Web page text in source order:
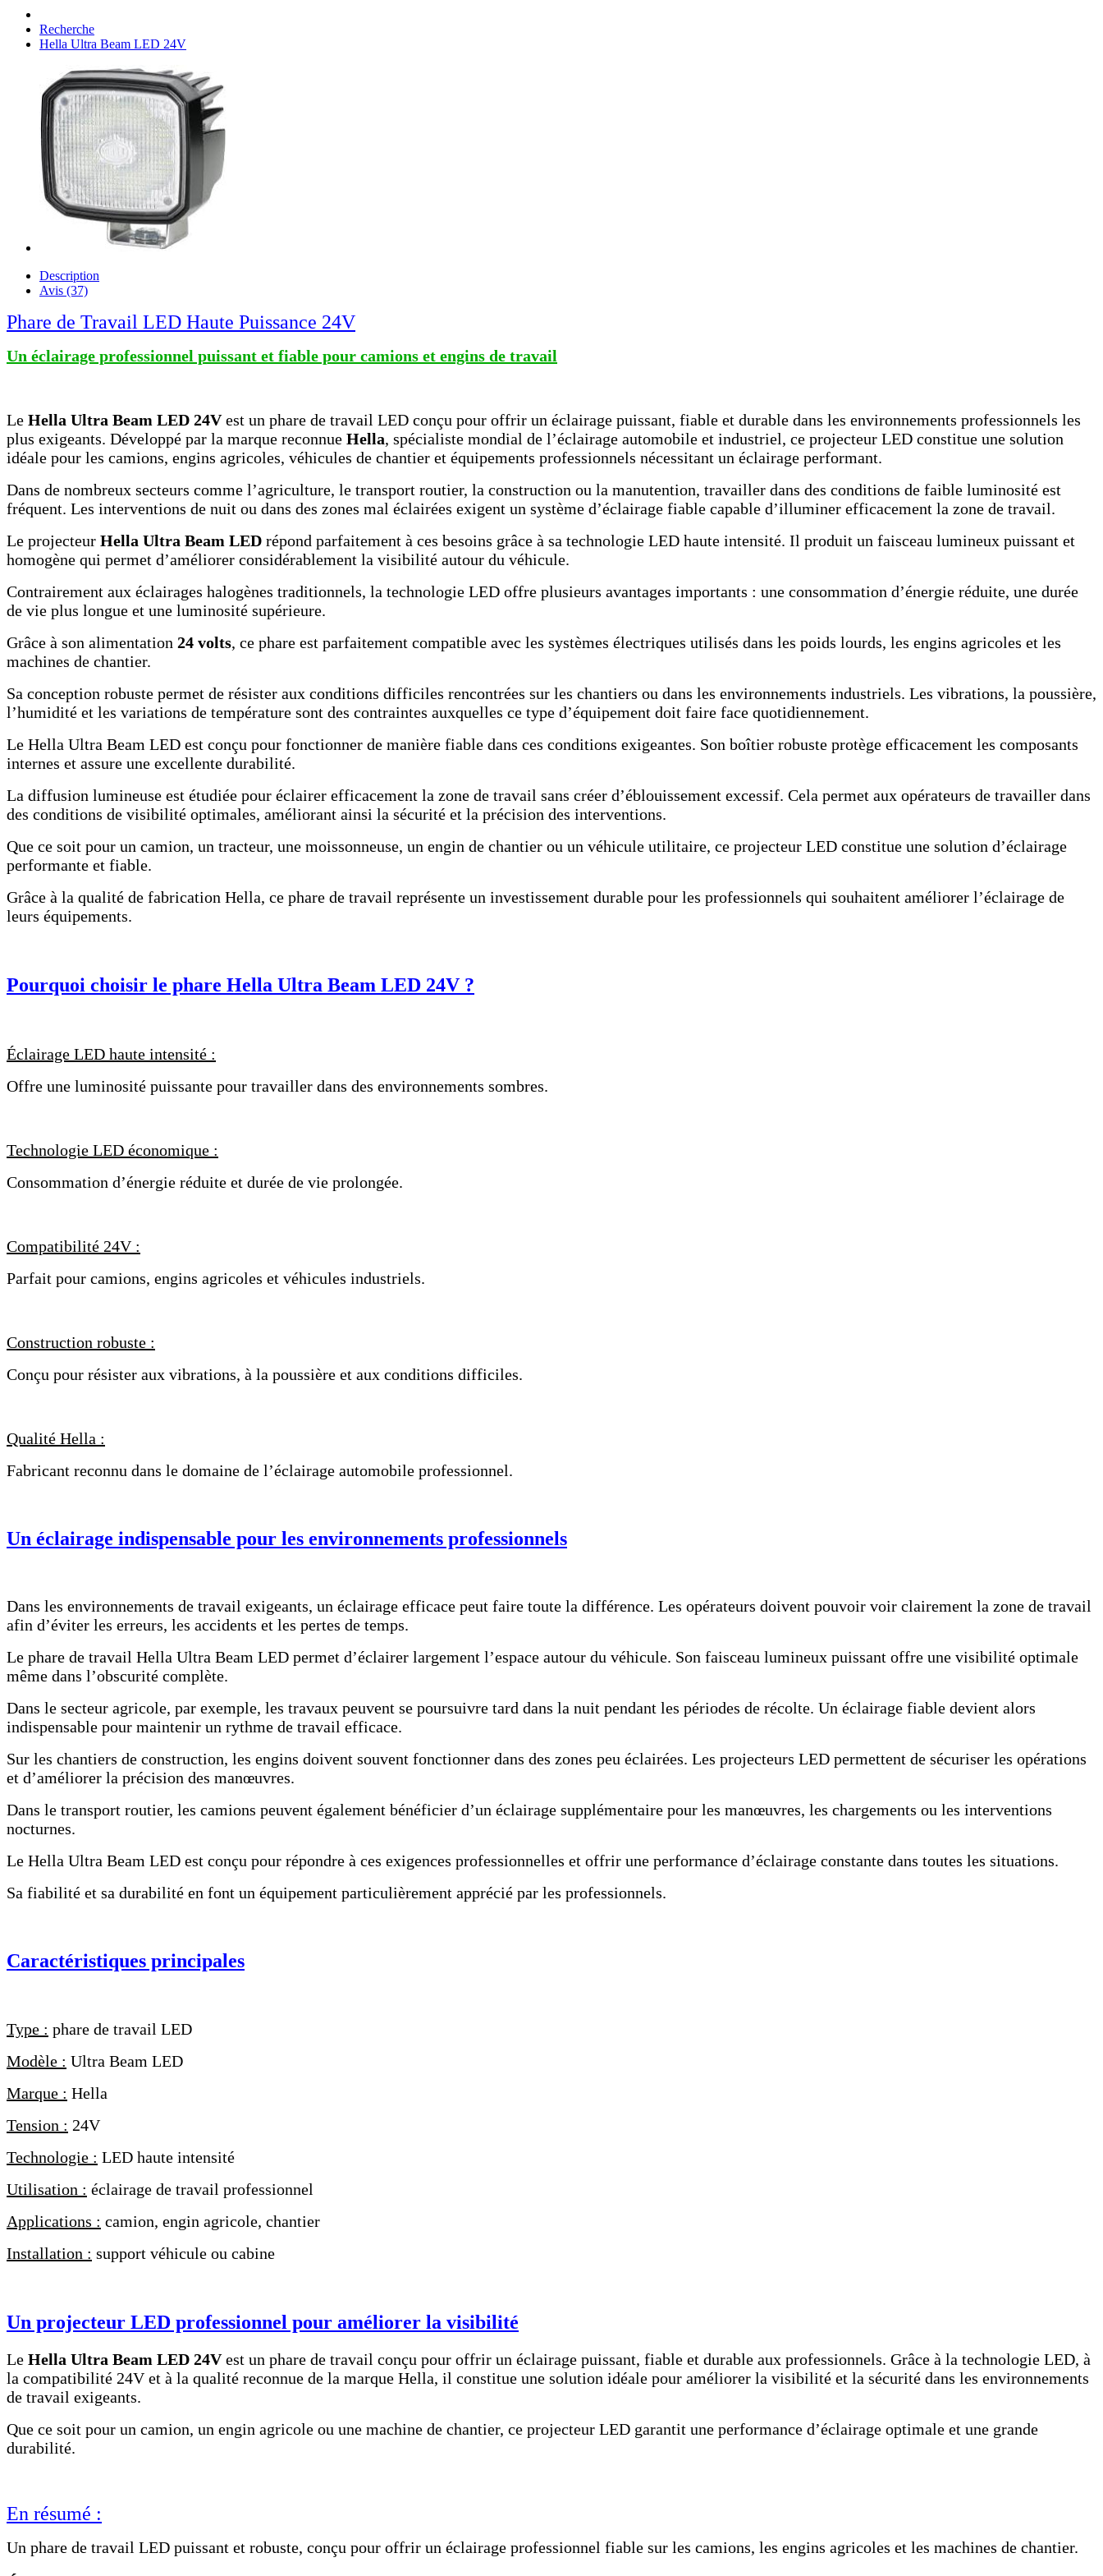
Recherche
Hella Ultra Beam LED 24V
Description
Avis (37)
Phare de Travail LED Haute Puissance 24V
Un éclairage professionnel puissant et fiable pour camions et engins de travail
Le Hella Ultra Beam LED 24Vest un phare de travail LED conçu pour offrir un éclairage puissant, fiable et durable dans les environnements professionnels les
plus exigeants. Développé par la marque reconnue Hella, spécialiste mondial de l’éclairage automobile et industriel, ce projecteur LED constitue une solution
idéale pour les camions, engins agricoles, véhicules de chantier et équipements professionnels nécessitant un éclairage performant.
Dans de nombreux secteurs comme l’agriculture, le transport routier, la construction ou la manutention, travailler dans des conditions de faible luminosité est
fréquent. Les interventions de nuit ou dans des zones mal éclairées exigent un système d’éclairage fiable capable d’illuminer efficacement la zone de travail.
Le projecteur Hella Ultra Beam LED répond parfaitement à ces besoins grâce à sa technologie LED haute intensité. Il produit un faisceau lumineux puissant et
homogène qui permet d’améliorer considérablement la visibilité autour du véhicule.
Contrairement aux éclairages halogènes traditionnels, la technologie LED offre plusieurs avantages importants : une consommation d’énergie réduite, une durée
de vie plus longue et une luminosité supérieure.
Grâce à son alimentation 24 volts, ce phare est parfaitement compatible avec les systèmes électriques utilisés dans les poids lourds, les engins agricoles et les
machines de chantier.
Sa conception robuste permet de résister aux conditions difficiles rencontrées sur les chantiers ou dans les environnements industriels. Les vibrations, la poussière,
l’humidité et les variations de température sont des contraintes auxquelles ce type d’équipement doit faire face quotidiennement.
Le Hella Ultra Beam LED est conçu pour fonctionner de manière fiable dans ces conditions exigeantes. Son boîtier robuste protège efficacement les composants
internes et assure une excellente durabilité.
La diffusion lumineuse est étudiée pour éclairer efficacement la zone de travail sans créer d’éblouissement excessif. Cela permet aux opérateurs de travailler dans
des conditions de visibilité optimales, améliorant ainsi la sécurité et la précision des interventions.
Que ce soit pour un camion, un tracteur, une moissonneuse, un engin de chantier ou un véhicule utilitaire, ce projecteur LED constitue une solution d’éclairage
performante et fiable.
Grâce à la qualité de fabrication Hella, ce phare de travail représente un investissement durable pour les professionnels qui souhaitent améliorer l’éclairage de
leurs équipements.
Pourquoi choisir le phare Hella Ultra Beam LED 24V ?
Éclairage LED haute intensité :
Offre une luminosité puissante pour travailler dans des environnements sombres.
Technologie LED économique :
Consommation d’énergie réduite et durée de vie prolongée.
Compatibilité 24V :
Parfait pour camions, engins agricoles et véhicules industriels.
Construction robuste :
Conçu pour résister aux vibrations, à la poussière et aux conditions difficiles.
Qualité Hella :
Fabricant reconnu dans le domaine de l’éclairage automobile professionnel.
Un éclairage indispensable pour les environnements professionnels
Dans les environnements de travail exigeants, un éclairage efficace peut faire toute la différence. Les opérateurs doivent pouvoir voir clairement la zone de travail
afin d’éviter les erreurs, les accidents et les pertes de temps.
Le phare de travail Hella Ultra Beam LED permet d’éclairer largement l’espace autour du véhicule. Son faisceau lumineux puissant offre une visibilité optimale
même dans l’obscurité complète.
Dans le secteur agricole, par exemple, les travaux peuvent se poursuivre tard dans la nuit pendant les périodes de récolte. Un éclairage fiable devient alors
indispensable pour maintenir un rythme de travail efficace.
Sur les chantiers de construction, les engins doivent souvent fonctionner dans des zones peu éclairées. Les projecteurs LED permettent de sécuriser les opérations
et d’améliorer la précision des manœuvres.
Dans le transport routier, les camions peuvent également bénéficier d’un éclairage supplémentaire pour les manœuvres, les chargements ou les interventions
nocturnes.
Le Hella Ultra Beam LED est conçu pour répondre à ces exigences professionnelles et offrir une performance d’éclairage constante dans toutes les situations.
Sa fiabilité et sa durabilité en font un équipement particulièrement apprécié par les professionnels.
Caractéristiques principales
Type : phare de travail LED
Modèle : Ultra Beam LED
Marque : Hella
Tension : 24V
Technologie : LED haute intensité
Utilisation : éclairage de travail professionnel
Applications : camion, engin agricole, chantier
Installation : support véhicule ou cabine
Un projecteur LED professionnel pour améliorer la visibilité
Le Hella Ultra Beam LED 24Vest un phare de travail conçu pour offrir un éclairage puissant, fiable et durable aux professionnels. Grâce à la technologie LED, à
la compatibilité 24V et à la qualité reconnue de la marque Hella, il constitue une solution idéale pour améliorer la visibilité et la sécurité dans les environnements
de travail exigeants.
Que ce soit pour un camion, un engin agricole ou une machine de chantier, ce projecteur LED garantit une performance d’éclairage optimale et une grande
durabilité.
En résumé :
Un phare de travail LED puissant et robuste, conçu pour offrir un éclairage professionnel fiable sur les camions, les engins agricoles et les machines de chantier.